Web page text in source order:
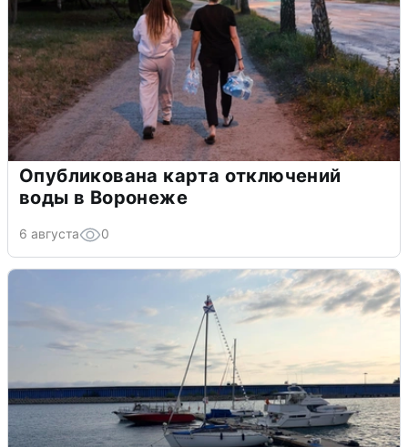
Опубликована карта отключений
воды в Воронеже
6 августа 0